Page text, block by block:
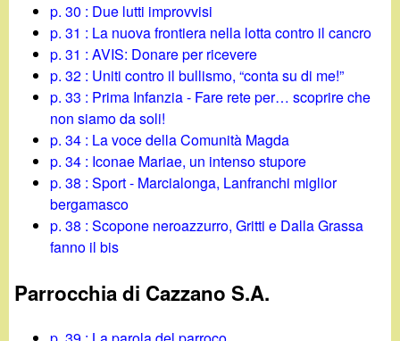
p. 30 : Due lutti improvvisi
p. 31 : La nuova frontiera nella lotta contro il cancro
p. 31 : AVIS: Donare per ricevere
p. 32 : Uniti contro il bullismo, “conta su di me!”
p. 33 : Prima Infanzia - Fare rete per… scoprire che
non siamo da soli!
p. 34 : La voce della Comunità Magda
p. 34 : Iconae Mariae, un intenso stupore
p. 38 : Sport - Marcialonga, Lanfranchi miglior
bergamasco
p. 38 : Scopone neroazzurro, Gritti e Dalla Grassa
fanno il bis
Parrocchia di Cazzano S.A.